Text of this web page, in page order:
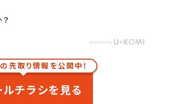
先取り情報を公開中！
ルチラシを見る